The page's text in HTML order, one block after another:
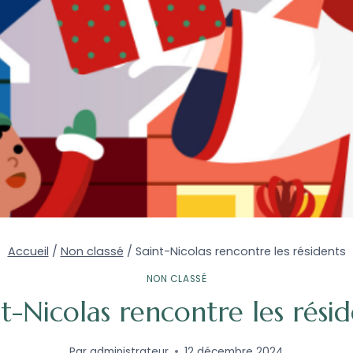
Accueil / Non classé / Saint-Nicolas rencontre les résidents
NON CLASSÉ
Nicolas rencontre les